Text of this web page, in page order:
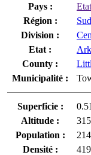
Pays :
Région :
Sud
Division :
Etat :
County :
Municipalité :
Superficie :
Altitude :
Population :
214
Densité :